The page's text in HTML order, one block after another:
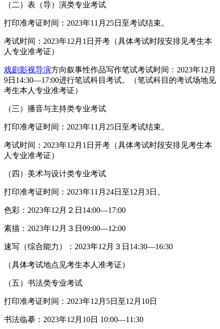
（二）表（导）演类专业考试
打印准考证时间：2023年11月25日至考试结束。
考试时间：2023年12月1日开考（具体考试时段安排见考生本
人专业准考证）
戏剧影视导演方向叙事性作品写作笔试考试时间：2023年12月
9日14:30—17:00进行笔试科目考试。（笔试科目的考试场地见
考生本人专业准考证）
（三）播音与主持类专业考试
打印准考证时间：2023年11月25日至考试结束。
考试时间：2023年12月1日开考（具体考试时段安排见考生本
人专业准考证）
（四）美术与设计类专业考试
打印准考证时间：2023年11月24日至12月3日。
色彩：2023年12月２日14:00—17:00
素描：2023年12月３日09:00—12:00
速写（综合能力）：2023年12月３日14:30—16:30
（具体考试地点见考生本人准考证）
（五）书法类专业考试
打印准考证时间：2023年12月5日至12月10日
书法临摹：2023年12月10日 10:00—11:30